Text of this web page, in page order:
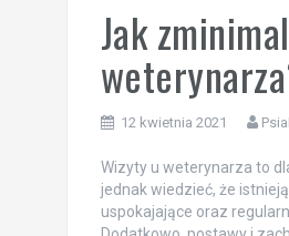
Jak
12 kwietnia 2021
Wizyty u weterynarza to
jednak wiedzieć, że
uspokajające oraz